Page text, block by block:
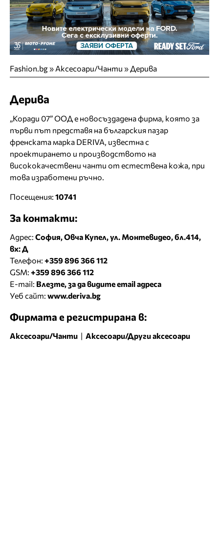
Fashion.bg» Аксесоари/Чанти »Дерива
Дерива
„Коради 07” ООД е новосъздадена фирма, която за
първи път представя на българския пазар
френската марка DERIVA, известна с
проектирането и производството на
висококачествени чанти от естествена кожа, при
това изработени ръчно.
Посещения: 10741
За контакти:
Адрес: София, Овча Купел, ул. Монтевидео, бл.414,
вх: Д
Телефон: +359 896 366 112
GSM: +359 896 366 112
E-mail: Влезте, за да видите email адреса
Уеб сайт: www.deriva.bg
Фирмата е регистрирана в:
Аксесоари/Чанти | Аксесоари/Други аксесоари